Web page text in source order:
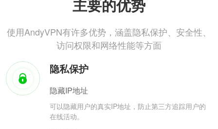
主要的优势
使用AndyVPN有许多优势，涵盖隐私保护、安全性、
访问权限和网络性能等方面
隐私保护
隐藏IP地址
可以隐藏用户的真实IP地址，防止第三方追踪用户的
在线活动。